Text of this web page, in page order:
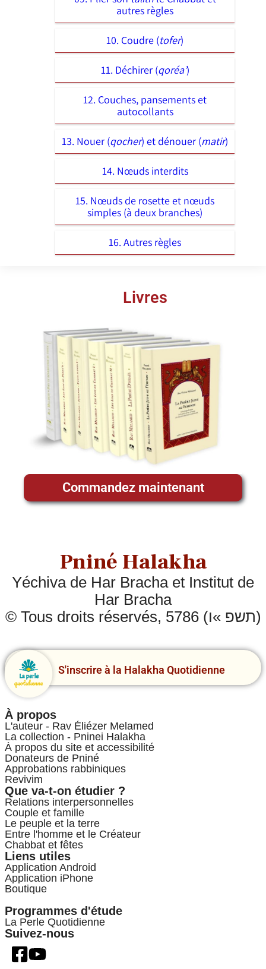
autres règles
10. Coudre (tofer)
11. Déchirer (qoréa’)
12. Couches, pansements et
autocollants
13. Nouer (qocher) et dénouer (matir)
14. Nœuds interdits
15. Nœuds de rosette et nœuds
simples (à deux branches)
16. Autres règles
Livres
Commandez maintenant
Pniné Halakha
Yéchiva de Har Bracha et Institut de
Har Bracha
© Tous droits réservés, 5786 (תשפ »ו)
S'inscrire à la Halakha Quotidienne
À propos
L'auteur - Rav Éliézer Melamed
La collection - Pninei Halakha
À propos du site et accessibilité
Donateurs de Pniné
Approbations rabbiniques
Revivim
Que va-t-on étudier ?
Relations interpersonnelles
Couple et famille
Le peuple et la terre
Entre l'homme et le Créateur
Chabbat et fêtes
Liens utiles
Application Android
Application iPhone
Boutique
Programmes d'étude
La Perle Quotidienne
Suivez-nous